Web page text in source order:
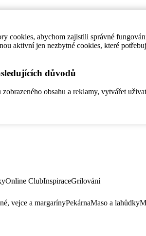
cookies, abychom zajistili správné
aktivní jen nezbytné cookies, které
důvodů
obsahu a reklamy, vytvářet
Online ClubInspiraceGrilování
vejce a margarínyPekárnaMaso a lahůdky